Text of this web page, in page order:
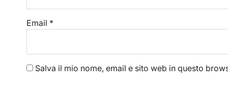
Email *
Salva il mio nome, email e sito web in questo